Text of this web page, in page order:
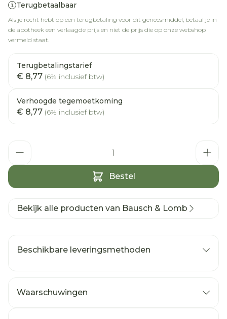
Terugbetaalbaar
Als je recht hebt op een terugbetaling voor dit geneesmiddel, betaal je in
de apotheek een verlaagde prijs en niet de prijs die op onze webshop
vermeld staat.
Terugbetalingstarief
€ 8,77 (6% inclusief btw)
Verhoogde tegemoetkoming
€ 8,77 (6% inclusief btw)
Bestel
Bekijk alle producten van Bausch & Lomb
Beschikbare leveringsmethoden
Waarschuwingen